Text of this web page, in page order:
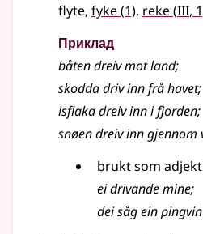
flyte, fyke(1), reke(3
III,
Приклад
båten dreiv mot land;
skodda driv inn frå havet;
isflaka dreiv inn i fjorden;
snøen dreiv inn gjennom
brukt som
ei drivande mine;
dei såg ein